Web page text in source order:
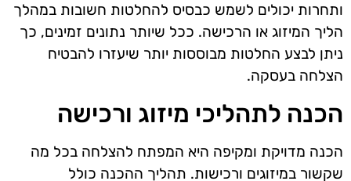
ותחרות יכולים לשמש כבסיס להחלטות חשובות במהלך
הליך המיזוג או הרכישה. ככל שיותר נתונים זמינים, כך
ניתן לבצע החלטות מבוססות יותר שיעזרו להבטיח
הצלחה בעסקה.
הכנה לתהליכי מיזוג ורכישה
הכנה מדויקת ומקיפה היא המפתח להצלחה בכל מה
שקשור במיזוגים ורכישות. תהליך ההכנה כולל